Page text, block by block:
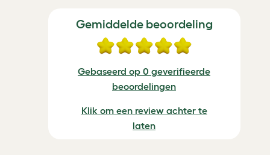
Gemiddelde beoordeling
Gebaseerd op 0 geverifieerde
beoordelingen
Klik om een review achter te
laten